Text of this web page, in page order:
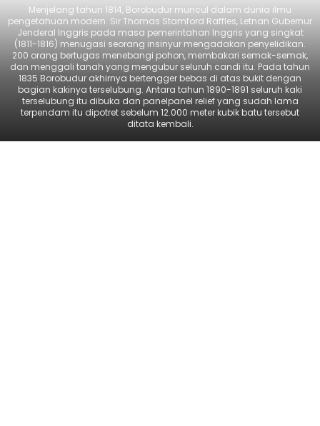
Menjelang tahun 1814, Borobudur muncul dalam dunia ilmu
pengetahuan modern. Sir Thomas Stamford Raffles, Letnan Gubernur
Jenderal lnggris pada masa pemerintahan lnggris yang singkat
(1811-1816) menugasi seorang insinyur mengadakan penyelidikan.
200 orang bertugas menebangi pohon, membakari semak-semak,
dan menggali tanah yang mengubur seluruh candi itu. Pada tahun
1835 Borobudur akhirnya bertengger bebas di atas bukit dengan
bagian kakinya terselubung. Antara tahun 1890-1891 seluruh kaki
terselubung itu dibuka dan panelpanel relief yang sudah lama
terpendam itu dipotret sebelum 12.000 meter kubik batu tersebut
ditata kembali.